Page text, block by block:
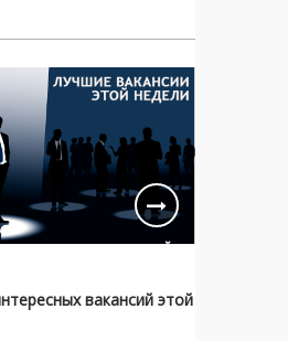
вакансий этой